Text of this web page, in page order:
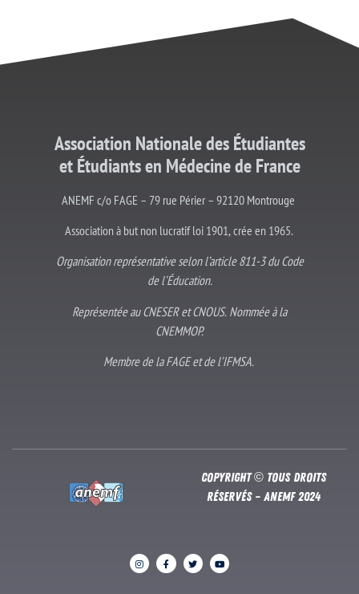
Association Nationale des Étudiantes
etÉtudiantsen Médecine de France
ANEMF c/o FAGE – 79 rue Périer – 92120 Montrouge
Association à but non lucratif loi 1901, crée en 1965.
Organisation représentative selon l’article 811-3 du Code
de l’Éducation.
Représentée au CNESER et CNOUS. Nommée à la
CNEMMOP.
Membre de la FAGE et de l’IFMSA.
Copyright © Tous droits
réservés – Anemf 2024